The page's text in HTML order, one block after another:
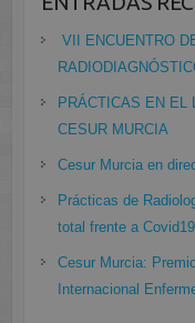
VII ENCUENTRO
PRÁCTICAS EN EL
CESUR MURCIA
Cesur Murcia en
Prácticas de
total frente a Covid19
Cesur Murcia:
Internacional